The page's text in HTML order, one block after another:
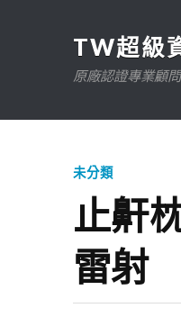
TW超級
原廠認證專業顧
未分類
止鼾
雷射